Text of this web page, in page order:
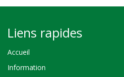
Liens rapides
Accueil
Information